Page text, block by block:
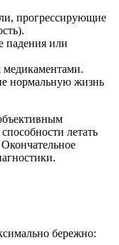
прогрессирующие
падения или
медикаментами.
нормальную жизнь
летать
бережно: